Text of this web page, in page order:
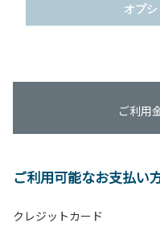
オプ
ご利用
ご利用可能なお支払い
クレジットカード